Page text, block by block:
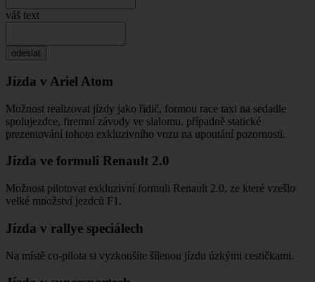
váš text
odeslat
Jízda v Ariel Atom
Možnost realizovat jízdy jako řidič, formou race taxi na sedadle
spolujezdce, firemní závody ve slalomu, případně statické
prezentování tohoto exkluzivního vozu na upoutání pozornosti.
Jízda ve formuli Renault 2.0
Možnost pilotovat exkluzivní formuli Renault 2.0, ze které vzešlo
velké množství jezdců F1.
Jízda v rallye speciálech
Na místě co-pilota si vyzkoušíte šílenou jízdu úzkými cestičkami.